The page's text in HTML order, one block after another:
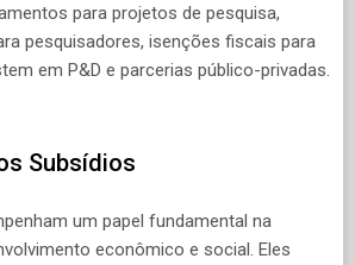
para projetos de pesquisa,
pesquisadores, isenções fiscais para
em P&D e parcerias público-privadas.
Subsídios
um papel fundamental na
econômico e social. Eles